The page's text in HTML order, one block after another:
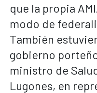
que la propia
modo de
También
gobierno
ministro de
Lugones, en